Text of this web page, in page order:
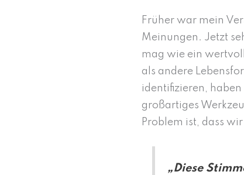
Früher war mein
Meinungen. Jetzt
mag wie ein
als andere
identifizieren, haben
großartiges
Problem ist, dass
„Diese